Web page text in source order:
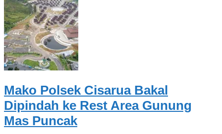
Mako Polsek Cisarua Bakal
Dipindah ke Rest Area Gunung
Mas Puncak